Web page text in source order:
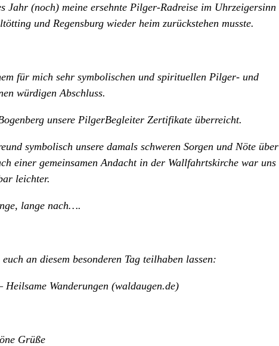
(noch) meine ersehnte Pilger-Radreise im Uhrzeigersinn
und Regensburg wieder heim zurückstehen musste.
für mich sehr symbolischen und spirituellen Pilger- und
würdigen Abschluss.
unsere PilgerBegleiter Zertifikate überreicht.
symbolisch unsere damals schweren Sorgen und Nöte über
einer gemeinsamen Andacht in der Wallfahrtskirche war uns
leichter.
lange nach….
an diesem besonderen Tag teilhaben lassen:
Wanderungen (waldaugen.de)
Grüße